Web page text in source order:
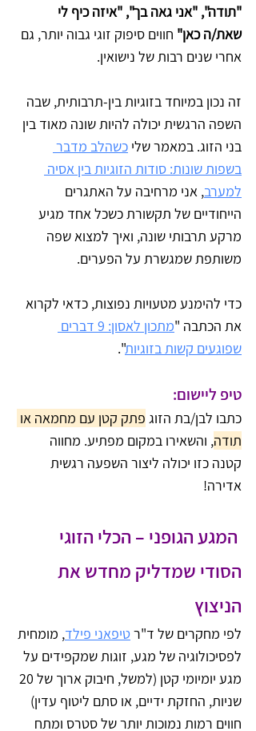
"תודה", "אני גאה בך", "איזה כיף לי
שאת/ה כאן" חווים סיפוק זוגי גבוה יותר, גם
אחרי שנים רבות של נישואין.
זה נכון במיוחד בזוגיות בין-תרבותית, שבה
השפה הרגשית יכולה להיות שונה מאוד בין
בני הזוג. במאמר שלי כשהלב מדבר
בשפות שונות: סודות הזוגיות בין אסיה
למערב, אני מרחיבה על האתגרים
הייחודיים של תקשורת כשכל אחד מגיע
מרקע תרבותי שונה, ואיך למצוא שפה
משותפת שמגשרת על הפערים.
כדי להימנע מטעויות נפוצות, כדאי לקרוא
את הכתבה "
מתכון לאסון: 9 דברים
שפוגעים קשות בזוגיות".
טיפ ליישום:
כתבו לבן/בת הזוג פתק קטן עם מחמאה או
תודה, והשאירו במקום מפתיע. מחווה
קטנה כזו יכולה ליצור השפעה רגשית
אדירה!
המגע הגופני – הכלי הזוגי
הסודי שמדליק מחדש את
הניצוץ
לפי מחקרים של ד"ר טיפאני פילד, מומחית
לפסיכולוגיה של מגע, זוגות שמקפידים על
שניות, החזקת ידיים, או סתם ליטוף עדין)
חווים רמות נמוכות יותר של סטרס ומתח